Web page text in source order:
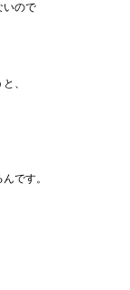
いので
、
です。